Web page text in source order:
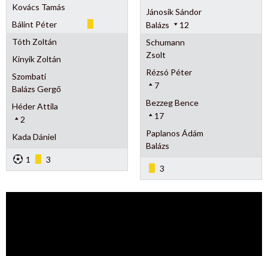
Kovács Tamás
Bálint Péter
Tóth Zoltán
Kinyik Zoltán
Szombati
Balázs Gergő
Héder Attila
2
Kada Dániel
1 3
Jánosik Sándor
Balázs
12
Schumann
Zsolt
Rézsó Péter
7
Bezzeg Bence
17
Paplanos Ádám
Balázs
3